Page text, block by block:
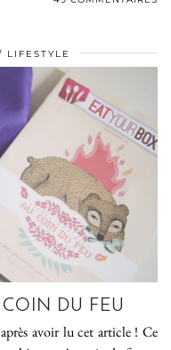
LIFESTYLE
DU FEU
avoir lu cet article ! Ce